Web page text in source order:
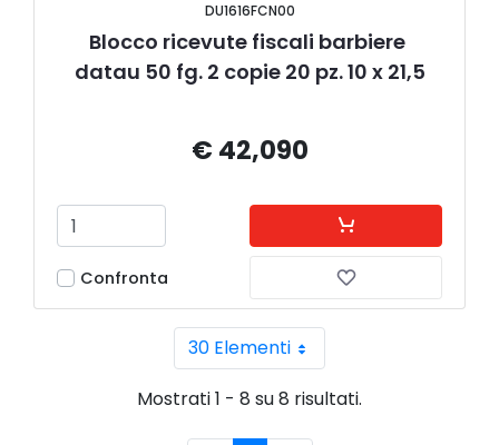
DU1616FCN00
Blocco ricevute fiscali barbiere
datau 50 fg. 2 copie 20 pz. 10 x 21,5
€ 42,090
Confronta
30 ElementiPer pagina
Mostrati 1 - 8 su 8 risultati.